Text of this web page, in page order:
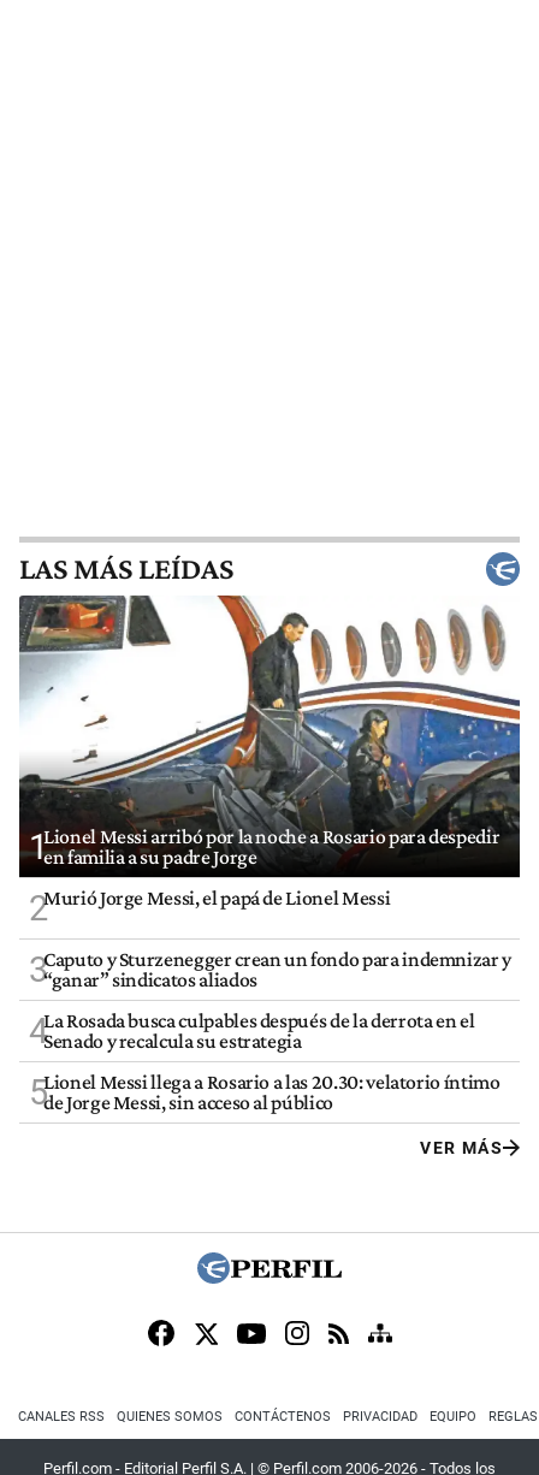
LAS MÁS LEÍDAS
1Lionel Messi arribó por la noche a Rosario para despedir
en familia a su padre Jorge
2Murió Jorge Messi, el papá de Lionel Messi
3Caputo y Sturzenegger crean un fondo para indemnizar y
“ganar” sindicatos aliados
4La Rosada busca culpables después de la derrota en el
Senado y recalcula su estrategia
5Lionel Messi llega a Rosario a las 20.30: velatorio íntimo
de Jorge Messi, sin acceso al público
VER MÁS
CANALES RSS QUIENES SOMOS CONTÁCTENOS PRIVACIDAD EQUIPO
Perfil.com - Editorial Perfil S.A. | © Perfil.com 2006-2026 - Todos los